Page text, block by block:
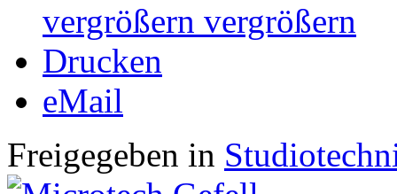
vergrößern
Drucken
eMail
Freigegeben in